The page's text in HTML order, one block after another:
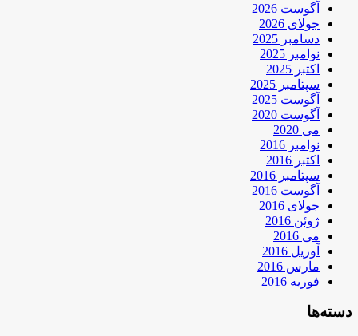
آگوست 2026
جولای 2026
دسامبر 2025
نوامبر 2025
اکتبر 2025
سپتامبر 2025
آگوست 2025
آگوست 2020
می 2020
نوامبر 2016
اکتبر 2016
سپتامبر 2016
آگوست 2016
جولای 2016
ژوئن 2016
می 2016
آوریل 2016
مارس 2016
فوریه 2016
دسته‌ها